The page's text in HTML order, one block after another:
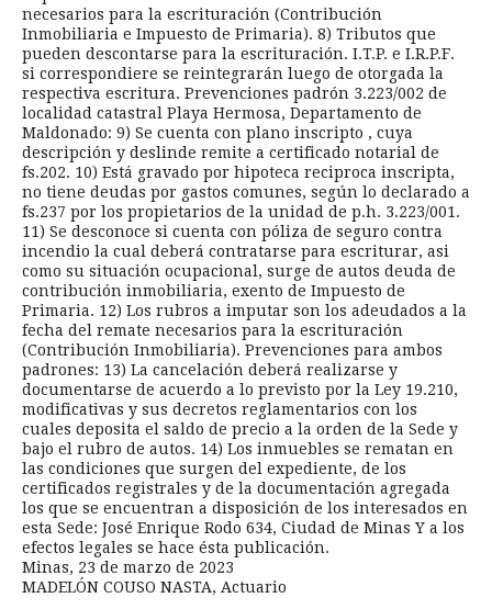
necesarios para la escrituración (Contribución
Inmobiliaria e Impuesto de Primaria). 8) Tributos que
pueden descontarse para la escrituración. I.T.P. e I.R.P.F.
si correspondiere se reintegrarán luego de otorgada la
respectiva escritura. Prevenciones padrón 3.223/002 de
localidad catastral Playa Hermosa, Departamento de
Maldonado: 9) Se cuenta con plano inscripto , cuya
descripción y deslinde remite a certificado notarial de
fs.202. 10) Está gravado por hipoteca reciproca inscripta,
no tiene deudas por gastos comunes, según lo declarado a
fs.237 por los propietarios de la unidad de p.h. 3.223/001.
11) Se desconoce si cuenta con póliza de seguro contra
incendio la cual deberá contratarse para escriturar, asi
como su situación ocupacional, surge de autos deuda de
contribución inmobiliaria, exento de Impuesto de
Primaria. 12) Los rubros a imputar son los adeudados a la
fecha del remate necesarios para la escrituración
(Contribución Inmobiliaria). Prevenciones para ambos
padrones: 13) La cancelación deberá realizarse y
documentarse de acuerdo a lo previsto por la Ley 19.210,
modificativas y sus decretos reglamentarios con los
cuales deposita el saldo de precio a la orden de la Sede y
bajo el rubro de autos. 14) Los inmuebles se rematan en
las condiciones que surgen del expediente, de los
certificados registrales y de la documentación agregada
los que se encuentran a disposición de los interesados en
esta Sede: José Enrique Rodo 634, Ciudad de Minas Y a los
efectos legales se hace ésta publicación.
Minas, 23 de marzo de 2023
MADELÓN COUSO NASTA, Actuario